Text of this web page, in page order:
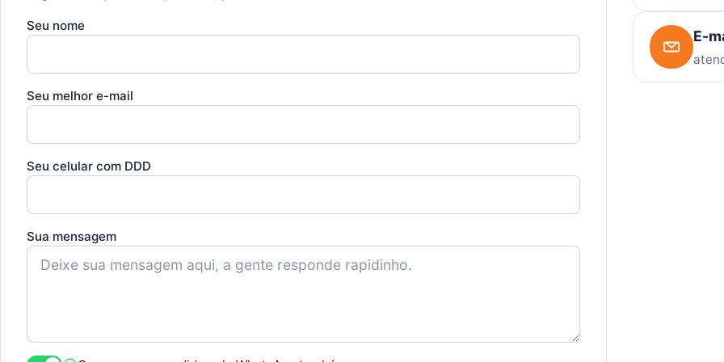
Seu nome
Seu melhor e-mail
Seu celular com DDD
Sua mensagem
E-